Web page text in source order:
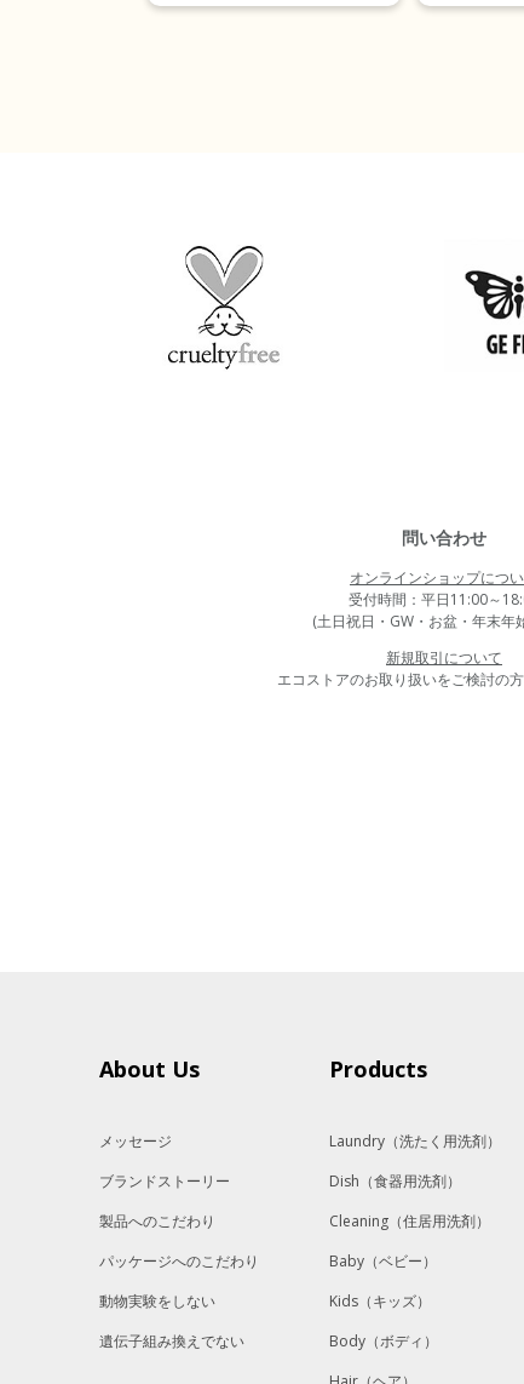
問い合わせ
オンラインショップにつ
受付時間：平日11:00～
(土日祝日・GW・お盆・年末年
新規取引について
エコストアのお取り扱いをご検討の
About Us
メッセージ
ブランドストーリー
製品へのこだわり
パッケージへのこだわり
動物実験をしない
遺伝子組み換えでない
Products
Laundry （洗たく用洗剤）
Dish （食器用洗剤）
Cleaning （住居用洗剤）
Baby （ベビー）
Kids （キッズ）
Body （ボディ）